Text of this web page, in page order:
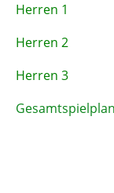
Herren 1
Herren 2
Herren 3